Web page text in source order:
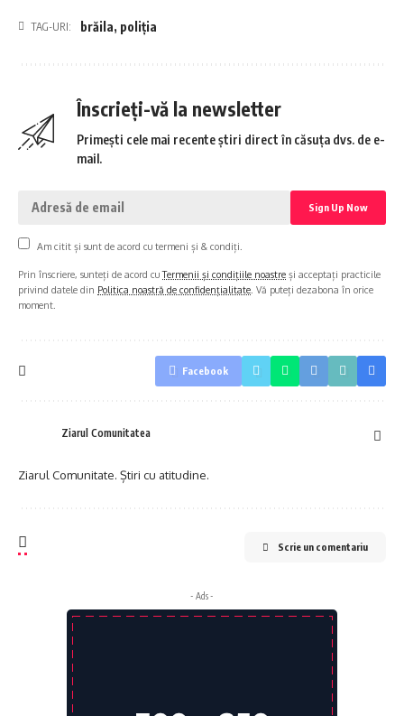
TAG-URI: brăila, poliția
Înscrieți-vă la newsletter
Primești cele mai recente știri direct în căsuța dvs. de e-
mail.
Am citit și sunt de acord cu termeni și & condiți.
Prin înscriere, sunteți de acord cuTermenii și condițiile noastre și acceptați practicile
privind datele din Politica noastră de confidențialitate . Vă puteți dezabona în orice
moment.
Facebook
Ziarul Comunitatea
Ziarul Comunitate. Știri cu atitudine.
Scrie un comentariu
- Ads -